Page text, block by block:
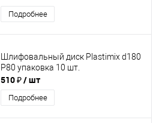
Подробнее
Шлифовальный диск Plastimix d180
P80 упаковка 10 шт.
510 ₽/ шт
Подробнее